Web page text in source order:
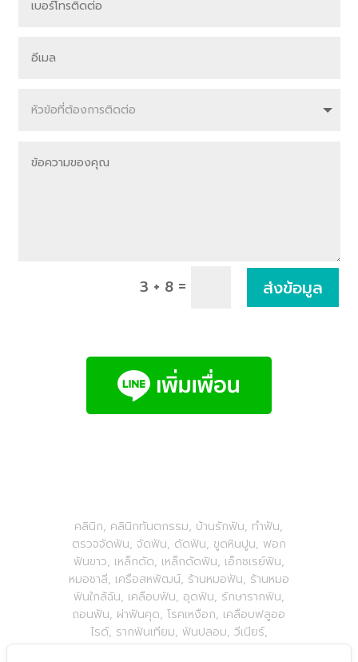
3 + 8= ส่งข้อมูล
คลินิก, คลินิกทันตกรรม, บ้านรักฟัน, ทำฟัน,
ตรวจจัดฟัน, จัดฟัน, ดัดฟัน, ขูดหินปูน, ฟอก
ฟันขาว, เหล็กดัด, เหล็กดัดฟัน, เอ็กซเรย์ฟัน,
หมอชาลี, เครือสหพัฒน์, ร้านหมอฟัน, ร้านหมอ
ฟันใกล้ฉัน, เคลือบฟัน, อุดฟัน, รักษารากฟัน,
ถอนฟัน, ผ่าฟันคุด, โรคเหงือก, เคลือบฟลูออ
ไรด์, รากฟันเทียม, ฟันปลอม, วีเนียร์,